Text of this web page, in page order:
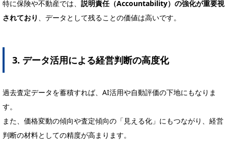
特に保険や不動産では、 説明責任（Accountability）の強化が重要視
されており 、データとして残ることの価値は高いです。
3. データ活用による経営判断の高度化
過去査定データを蓄積すれば、AI活用や自動評価の下地にもなりま
す。
また、価格変動の傾向や査定傾向の「見える化」にもつながり、経営
判断の材料としての精度が高まります。